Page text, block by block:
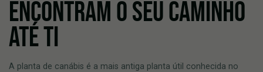
ENCONTRAM O SEU CAMINHO
ATÉ TI
A planta de canábis é a mais antiga planta útil conhecida no